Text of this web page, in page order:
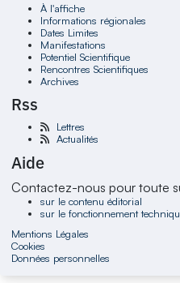
À l'affiche
Informations régionales
Dates Limites
Manifestations
Potentiel Scientifique
Rencontres Scientifiques
Archives
Rss
Lettres
Actualités
Aide
Contactez-nous pour toute
sur le contenu éditorial
sur le fonctionnement
Mentions Légales
Cookies
Données personnelles